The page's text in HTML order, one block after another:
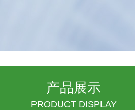
产品展示
PRODUCT DISPLAY